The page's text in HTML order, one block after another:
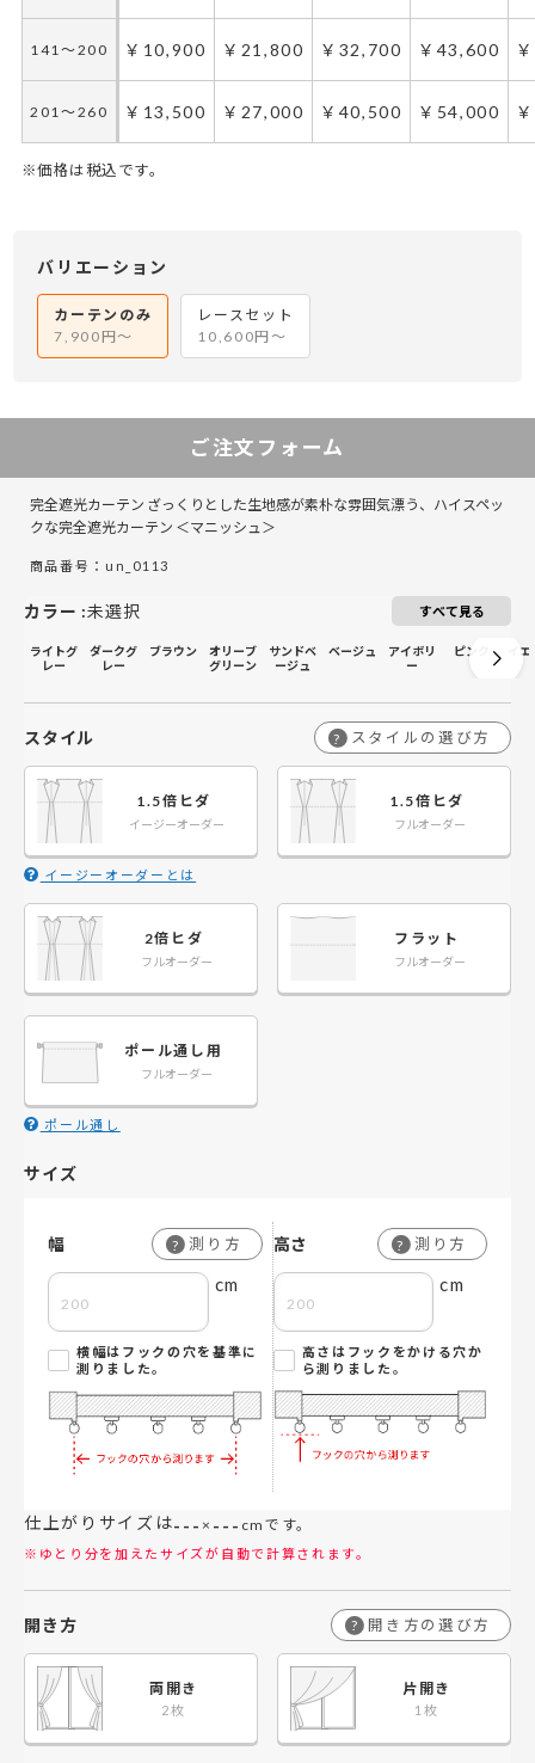
141～200 ￥10,900 ￥21,800 ￥32,700 ￥43,600
201～260 ￥13,500 ￥27,000 ￥40,500 ￥54,000
※価格は税込です。
50～140 ￥12,450
141～200 ￥16,350 ￥32,700
50～140 ￥8,300
141～200 ￥10,900 ￥21,800
バリエーション
カーテンのみ
7,900円～
レースセット
10,600円～
ご注文フォーム
完全遮光カーテン ざっくりとした生地感が素朴な雰囲気漂う、ハイスペッ
クな完全遮光カーテン ＜マニッシュ＞
商品番号：un_0113
カラー :未選択 すべて見る
ライトグ
レー
ダークグ
レー
ブラウン
オリーブ
グリーン
サンドベ
ージュ
ベージュ
アイボリ
ー
ピンク イ
スタイル ? スタイルの選び方
1.5倍ヒダ
イージーオーダー
イージーオーダーとは
1.5倍ヒダ
フルオーダー
2倍ヒダ
フルオーダー
フラット
フルオーダー
ポール通し用
フルオーダー
ポール通し
サイズ
幅 ? 測り方
cm
横幅はフックの穴を基準に
測りました。
高さ ? 測り方
cm
高さはフックをかける穴か
ら測りました。
仕上がりサイズは--- × --- cmです。
※ゆとり分を加えたサイズが自動で計算されます。
開き方 ? 開き方の選び方
両開き 片開き